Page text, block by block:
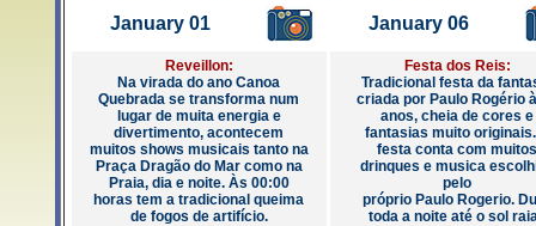
January 01 January 06
Reveillon:
Na virada do ano Canoa
Quebrada se transforma num
lugar de muita energia e
divertimento, acontecem
muitos shows musicais tanto na
Praça Dragão do Mar como na
Praia, dia e noite. Às 00:00
horas tem a tradicional queima
de fogos de artifício.
Festa dos Reis:
Tradicional festa da
criada por Paulo Rogério
anos, cheia de cores e
fantasias muito
festa conta com muitos
drinques e musica
pelo
próprio Paulo Rogerio.
toda a noite até o sol